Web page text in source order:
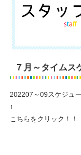
７月～タイムス
202207～09スケジュ
↑
こちらをクリック！！